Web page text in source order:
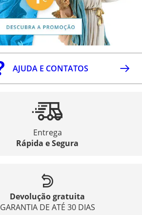
AJUDA E CONTATOS
Entrega
Rápida e Segura
Devolução gratuita
GARANTIA DE ATÉ 30 DIAS